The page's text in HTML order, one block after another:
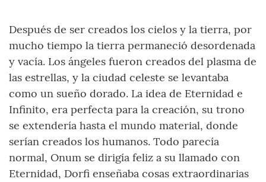
Después de ser creados los cielos y la tierra, por
mucho tiempo la tierra permaneció desordenada
y vacía. Los ángeles fueron creados del plasma de
las estrellas, y la ciudad celeste se levantaba
como un sueño dorado. La idea de Eternidad e
Infinito, era perfecta para la creación, su trono
se extendería hasta el mundo material, donde
serían creados los humanos. Todo parecía
normal, Onum se dirigía feliz a su llamado con
Eternidad, Dorfi enseñaba cosas extraordinarias